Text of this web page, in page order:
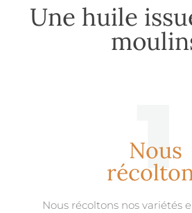
Une huile
1
Nous
Nous récoltons nos variétés